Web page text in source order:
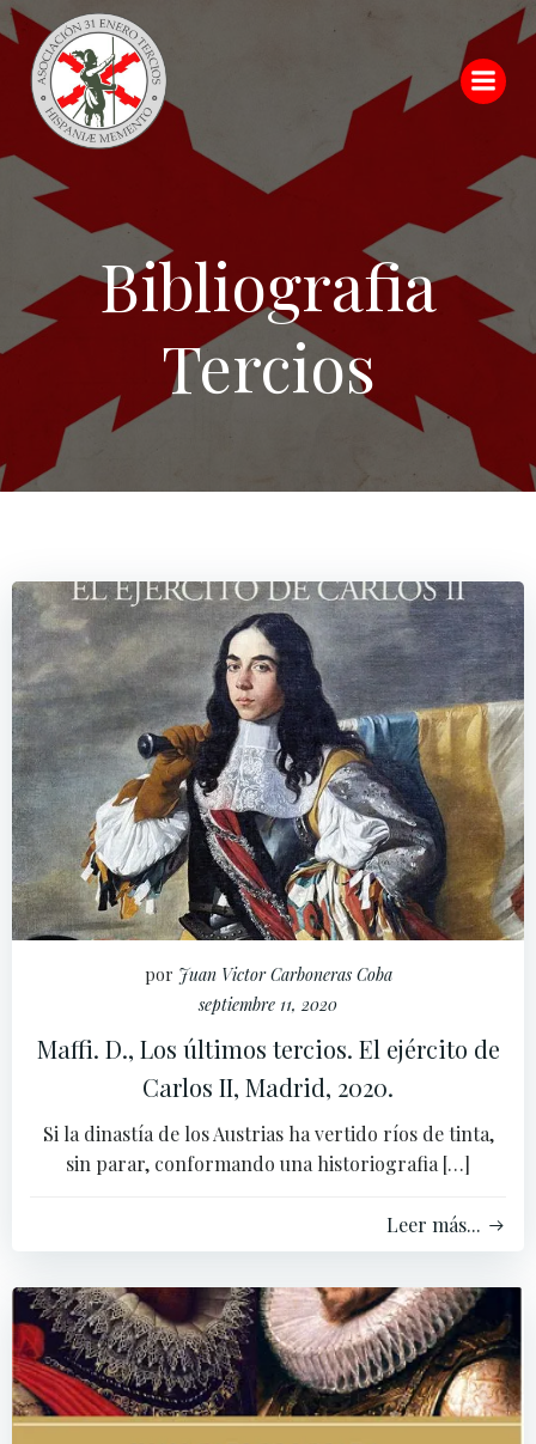
Bibliografia
Tercios
por Juan Victor Carboneras Coba
septiembre 11, 2020
Maffi. D., Los últimos tercios. El ejército de
Carlos II, Madrid, 2020.
Si la dinastía de los Austrias ha vertido ríos de tinta,
sin parar, conformando una historiografia […]
Leer más...